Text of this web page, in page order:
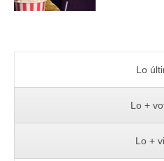
Lo
Lo +
Lo +